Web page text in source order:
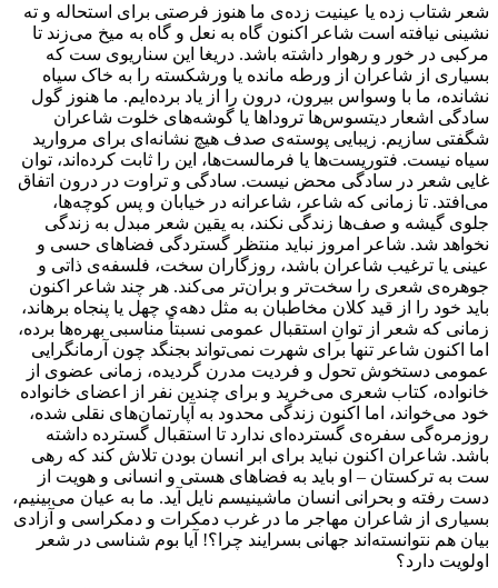
شعر شتاب زده یا عینیت زده‌ی ما هنوز فرصتی برای استحاله و ته
نشینی نیافته است شاعر اکنون گاه به نعل و گاه به میخ می‌زند تا
مرکبی در خور و رهوار داشته باشد. دریغا این سناریوی ست که
بسیاری از شاعران از ورطه مانده یا ورشکسته را به خاک سیاه
نشانده، ما با وسواس بیرون، درون را از یاد برده‌ایم. ما هنوز گول
سادگی اشعار دیتسوس‌ها تروداها یا گوشه‌های خلوت شاعران
شگفتی سازیم. زیبایی پوسته‌ی صدف هیچ نشانه‌ای برای مروارید
سیاه نیست. فتوریست‌ها یا فرمالست‌ها، این را ثابت کرده‌اند، توان
غایی شعر در سادگی محض نیست. سادگی و تراوت در درون اتفاق
می‌افتد. تا زمانی که شاعر، شاعرانه در خیابان و پس کوچه‌ها،
جلوی گیشه و صف‌ها زندگی نکند، به یقین شعر مبدل به زندگی
نخواهد شد. شاعر امروز نباید منتظر گستردگی فضاهای حسی و
عینی یا ترغیب شاعران باشد، روزگاران سخت، فلسفه‌ی ذاتی و
جوهره‌ی شعری را سخت‌تر و بران‌تر می‌کند. هر چند شاعر اکنون
باید خود را از قید کلان مخاطبان به مثل دهه‌ی چهل یا پنجاه برهاند،
زمانی که شعر از توانِ استقبال عمومی نسبتاً مناسبی بهره‌ها برده،
‌اما اکنون شاعر تنها برای شهرت نمی‌تواند بجنگد چون آرمانگرایی
عمومی دستخوش تحول و فردیت مدرن گردیده، زمانی عضوی از
خانواده، کتاب شعری می‌خرید و برای چندین نفر از اعضای خانواده
خود می‌خواند، اما اکنون زندگی محدود به آپارتمان‌های نقلی شده،
روزمره‌گی سفره‌ی گسترده‌ای ندارد تا استقبال گسترده داشته
باشد. شاعران اکنون نباید برای ابر انسان بودن تلاش کند که رهی
ست به ترکستان – او باید به فضاهای هستی و انسانی و هویت از
دست رفته و بحرانی انسان ماشینیسم نایل آید. ما به عیان می‌بینیم،
بسیاری از شاعران مهاجر ما در غرب دمکرات و دمکراسی و آزادی
بیان هم نتوانسته‌اند جهانی بسرایند چرا؟! آیا بوم شناسی در شعر
اولویت دارد؟